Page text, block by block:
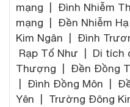
mạng | Đình Nhiễm
mạng | Đền Nhiễm
Kim Ngân | Đình
Rạp Tố Như | Di
Thượng | Đền Đồng
| Đình Đồng Môn |
Yên | Trường Đông